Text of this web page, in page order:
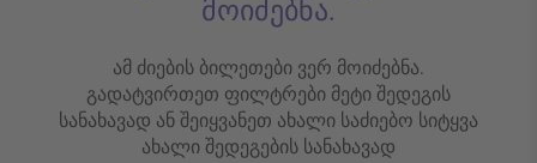
მოიძებნა.
ამ ძიების ბილეთები ვერ მოიძებნა.
გადატვირთეთ ფილტრები მეტი შედეგის
სანახავად ან შეიყვანეთ ახალი საძიებო სიტყვა
ახალი შედეგების სანახავად